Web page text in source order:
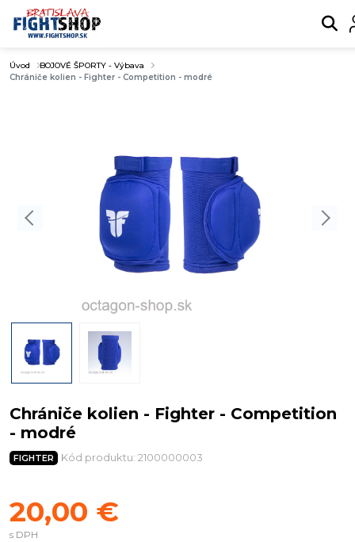
Úvod
BOJOVÉ ŠPORTY - Výbava
Chrániče kolien - Fighter - Competition - modré
Chrániče kolien - Fighter - Competition
- modré
FIGHTER Kód produktu: 2100000003
20,00 €
s DPH